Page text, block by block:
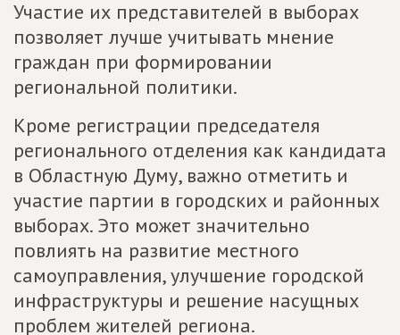
Участие их представителей в выборах
позволяет лучше учитывать мнение
граждан при формировании
региональной политики.
Кроме регистрации председателя
регионального отделения как кандидата
в Областную Думу, важно отметить и
участие партии в городских и районных
выборах. Это может значительно
повлиять на развитие местного
самоуправления, улучшение городской
инфраструктуры и решение насущных
проблем жителей региона.